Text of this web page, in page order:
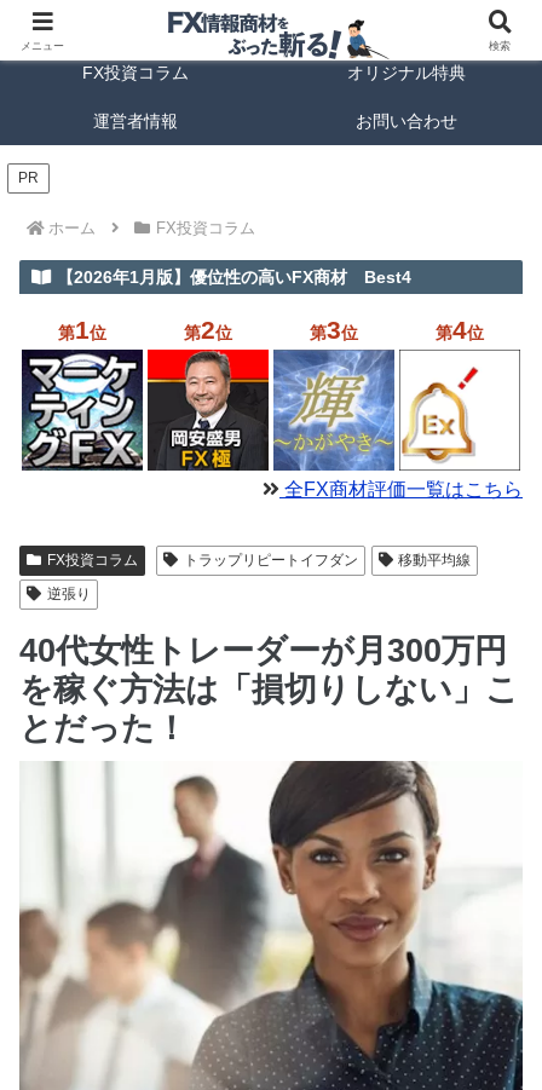
FX商材ランキング FX手法解説
FX投資コラム オリジナル特典
運営者情報 お問い合わせ
PR
ホーム FX投資コラム
【2026年1月版】優位性の高いFX商材 Best4
第1位 第2位 第3位 第4位
全FX商材評価一覧はこちら
FX投資コラム トラップリピートイフダン
移動平均線
逆張り
40代女性トレーダーが月300万円
を稼ぐ方法は「損切りしない」こ
とだった！
メニュー 検索